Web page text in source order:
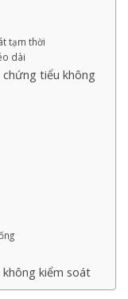
tạm thời
dài
tiểu không
kiểm soát